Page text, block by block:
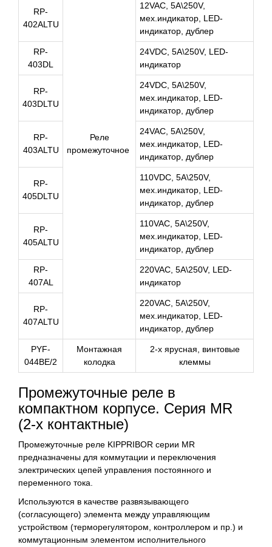
Реле
промежуточное
RP-
402ALTU
12VAC, 5A\250V,
мех.индикатор, LED-
индикатор, дублер
RP-
403DL
24VDC, 5A\250V, LED-
индикатор
RP-
403DLTU
24VDC, 5A\250V,
мех.индикатор, LED-
индикатор, дублер
RP-
403ALTU
24VAC, 5A\250V,
мех.индикатор, LED-
индикатор, дублер
RP-
405DLTU
110VDC, 5A\250V,
мех.индикатор, LED-
индикатор, дублер
RP-
405ALTU
110VAC, 5A\250V,
мех.индикатор, LED-
индикатор, дублер
RP-
407AL
220VAC, 5A\250V, LED-
индикатор
RP-
407ALTU
220VAC, 5A\250V,
мех.индикатор, LED-
индикатор, дублер
PYF-
044BE/2
Монтажная
колодка
2-х ярусная, винтовые
клеммы
Промежуточные реле в
компактном корпусе. Серия MR
(2-х контактные)
Промежуточные реле KIPPRIBOR серии MR
предназначены для коммутации и переключения
электрических цепей управления постоянного и
переменного тока.
Используются в качестве развязывающего
(согласующего) элемента между управляющим
устройством (терморегулятором, контроллером и пр.) и
коммутационным элементом исполнительного